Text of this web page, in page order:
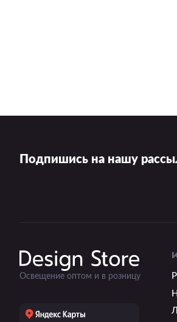
Подпишись на нашу
Освещение оптом и в розницу